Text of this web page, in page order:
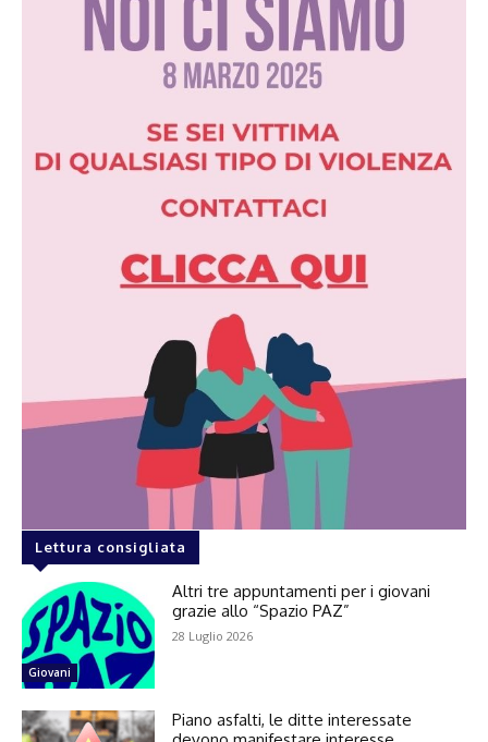
Lettura consigliata
Giovani
Altri tre appuntamenti per i giovani
grazie allo “Spazio PAZ”
28 Luglio 2026
Piano asfalti, le ditte interessate